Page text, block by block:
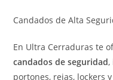
Candados de Alta
En Ultra Cerraduras te
candados de seguridad,
portones, rejas, lockers